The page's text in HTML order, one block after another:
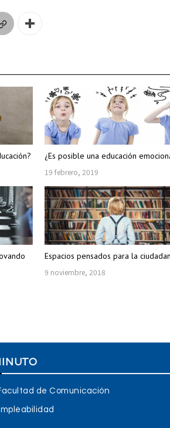
¿Es posible una educación
19 febrero, 2019
Espacios pensados para la
9 noviembre, 2018
de Comunicación